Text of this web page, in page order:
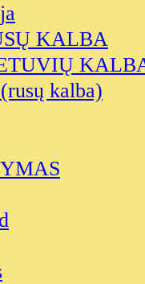
KALBA
kalba)